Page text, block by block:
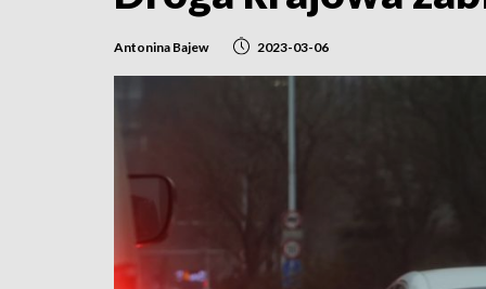
Antonina Bajew 2023-03-06